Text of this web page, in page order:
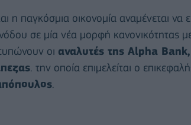
η παγκόσμια οικονομία αναμένεται να
σε μία νέα μορφή κανονικότητας
οι αναλυτές της Alpha
. την οποία επιμελείται ο
.